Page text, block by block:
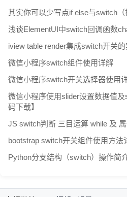
其实你可以少写点if else与switch（
浅谈ElementUI中switch回调函数
iview table render集成switch开关的
微信小程序switch组件使用详解
微信小程序switch开关选择器使用
微信小程序使用slider设置数据值
码下载】
JS switch判断 三目运算 while 及
bootstrap switch开关组件使用方法
Python分支结构（switch）操作简